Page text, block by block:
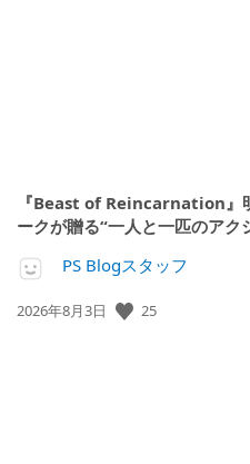
『Beast of Reincarnation』
ークが贈る“一人と一匹のアク
PS Blogスタッフ
公
2026年8月3日 25